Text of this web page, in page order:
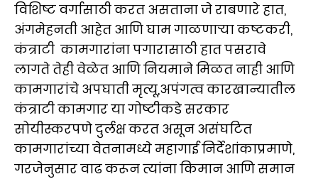
विशिष्ट वर्गासाठी करत असताना जे राबणारे हात,
अंगमेहनती आहेत आणि घाम गाळणाऱ्या कष्टकरी,
कंत्राटी कामगारांना पगारासाठी हात पसरावे
लागते तेही वेळेत आणि नियमाने मिळत नाही आणि
कामगारांचे अपघाती मृत्यू,अपंगत्व कारखान्यातील
कंत्राटी कामगार या गोष्टीकडे सरकार
सोयीस्करपणे दुर्लक्ष करत असून असंघटित
कामगारांच्या वेतनामध्ये महागाई निर्देशांकाप्रमाणे,
गरजेनुसार वाढ करून त्यांना किमान आणि समान